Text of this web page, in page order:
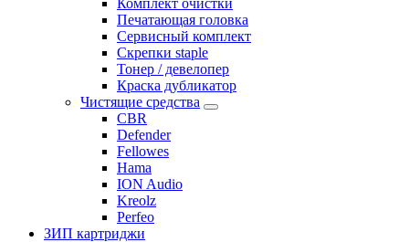
Комплект очистки
Печатающая головка
Сервисный комплект
Скрепки staple
Тонер / девелопер
Краска дубликатор
Чистящие средства
CBR
Defender
Fellowes
Hama
ION Audio
Kreolz
Perfeo
ЗИП картриджи